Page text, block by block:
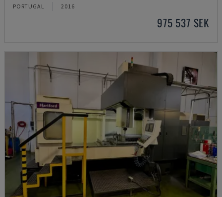
PORTUGAL 2016
975 537 SEK